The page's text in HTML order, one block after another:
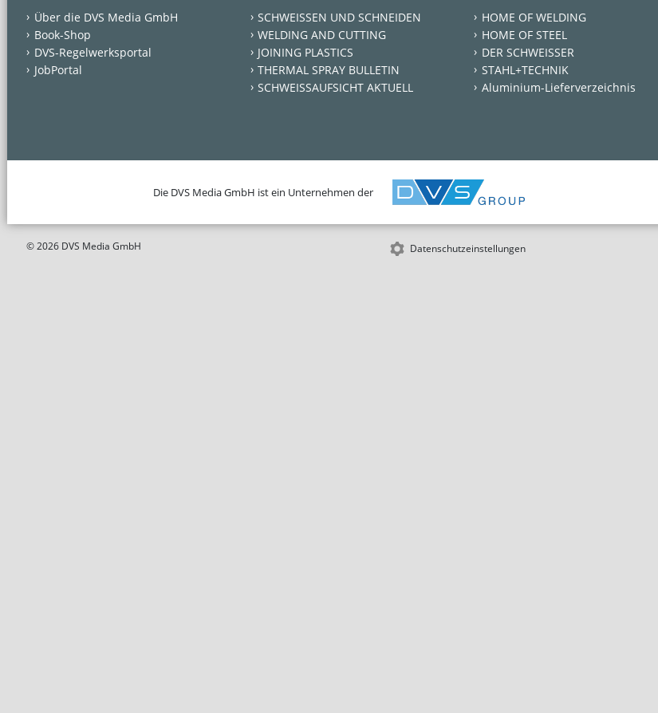
Über die DVS Media GmbH
Book-Shop
DVS-Regelwerksportal
JobPortal
SCHWEISSEN UND SCHNEIDEN
WELDING AND CUTTING
JOINING PLASTICS
THERMAL SPRAY BULLETIN
SCHWEISSAUFSICHT AKTUELL
HOME OF WELDING
HOME OF STEEL
DER SCHWEISSER
STAHL+TECHNIK
Aluminium-Lieferverzeichnis
Die DVS Media GmbH ist ein Unternehmen der
© 2026 DVS Media GmbH Datenschutzeinstellungen